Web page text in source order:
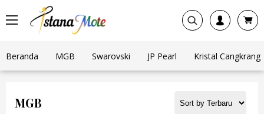
Beranda MGB Swarovski JP Pearl Kristal Cangkrang
MGB